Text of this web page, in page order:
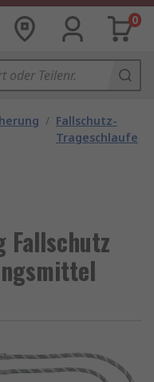
0
/ Fallschutz-
Trageschlaufe
Fallschutz